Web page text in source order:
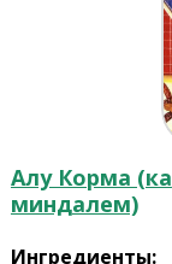
Алу Корма
миндалем)
Ингредиенты: